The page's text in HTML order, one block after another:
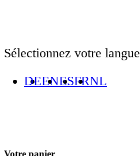
Sélectionnez votre langue
DEENESFRNL
Votre panier